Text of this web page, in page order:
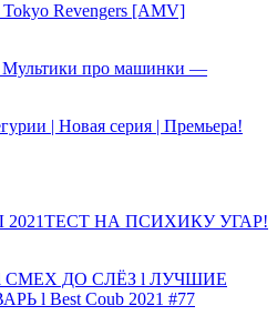
Revengers [AMV]
про машинки —
| Новая серия | Премьера!
НА ПСИХИКУ УГАР!
ДО СЛЁЗ l ЛУЧШИЕ
l Best Coub 2021 #77